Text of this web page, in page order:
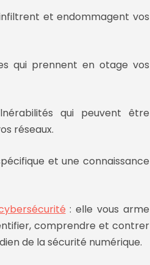
et endommagent vos
qui prennent en otage vos
qui peuvent être
réseaux.
et une connaissance
: elle vous arme
comprendre et contrer
de la sécurité numérique.